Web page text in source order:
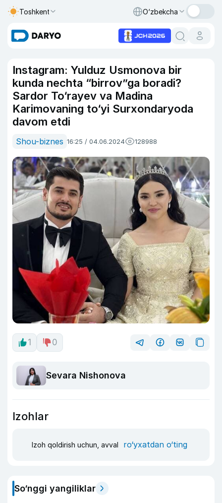
Toshkent O‘zbekcha
Instagram: Yulduz Usmonova bir
kunda nechta “birrov”ga boradi?
Sardor To‘rayev va Madina
Karimovaning to‘yi Surxondaryoda
davom etdi
Shou-biznes 16:25 / 04.06.2024 128988
1 0
Sevara Nishonova
Izohlar
Izoh qoldirish uchun, avval ro‘yxatdan o‘ting
So‘nggi yangiliklar